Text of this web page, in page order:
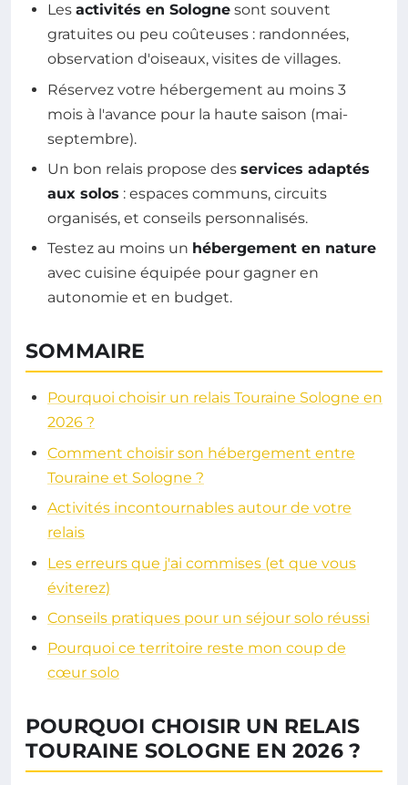
Les activités en Sologne sont souvent
gratuites ou peu coûteuses : randonnées,
observation d'oiseaux, visites de villages.
Réservez votre hébergement au moins 3
mois à l'avance pour la haute saison (mai-
septembre).
Un bon relais propose des services adaptés
aux solos : espaces communs, circuits
organisés, et conseils personnalisés.
Testez au moins un hébergement en nature
avec cuisine équipée pour gagner en
autonomie et en budget.
SOMMAIRE
Pourquoi choisir un relais Touraine Sologne en
2026 ?
Comment choisir son hébergement entre
Touraine et Sologne ?
Activités incontournables autour de votre
relais
Les erreurs que j'ai commises (et que vous
éviterez)
Conseils pratiques pour un séjour solo réussi
Pourquoi ce territoire reste mon coup de
cœur solo
POURQUOI CHOISIR UN RELAIS
TOURAINE SOLOGNE EN 2026 ?